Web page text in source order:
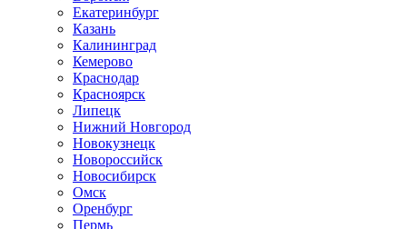
Екатеринбург
Казань
Калининград
Кемерово
Краснодар
Красноярск
Липецк
Нижний Новгород
Новокузнецк
Новороссийск
Новосибирск
Омск
Оренбург
Пермь